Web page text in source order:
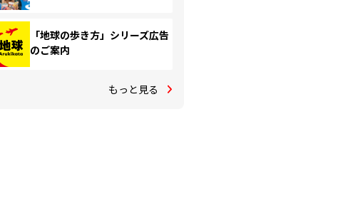
「地球の歩き方」シリーズ広告
のご案内
もっと見る